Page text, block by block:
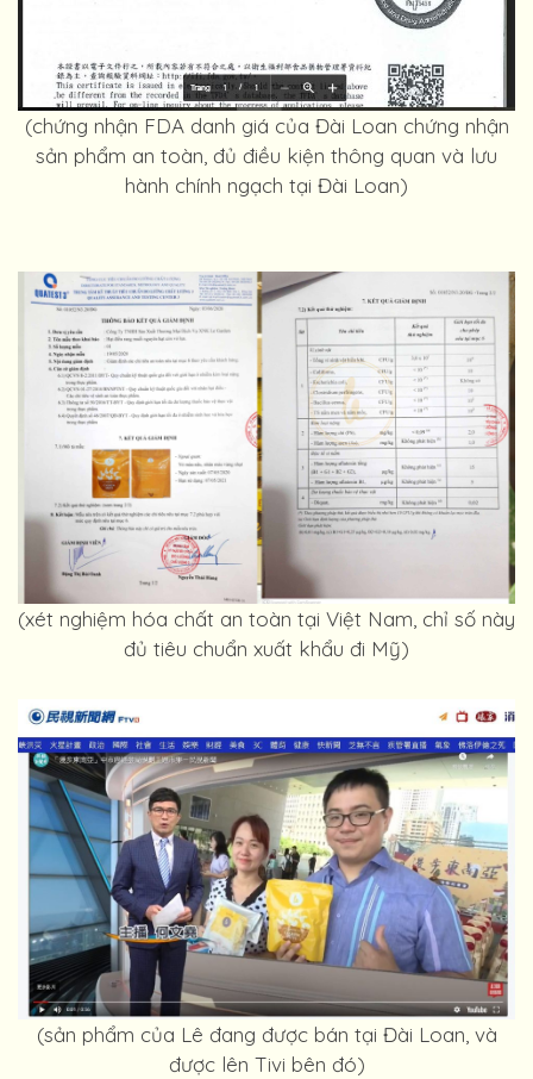
(chứng nhận FDA danh giá của Đài Loan chứng nhận
sản phẩm an toàn, đủ điều kiện thông quan và lưu
hành chính ngạch tại Đài Loan)
(xét nghiệm hóa chất an toàn tại Việt Nam, chỉ số này
đủ tiêu chuẩn xuất khẩu đi Mỹ)
(sản phẩm của Lê đang được bán tại Đài Loan, và
được lên Tivi bên đó)